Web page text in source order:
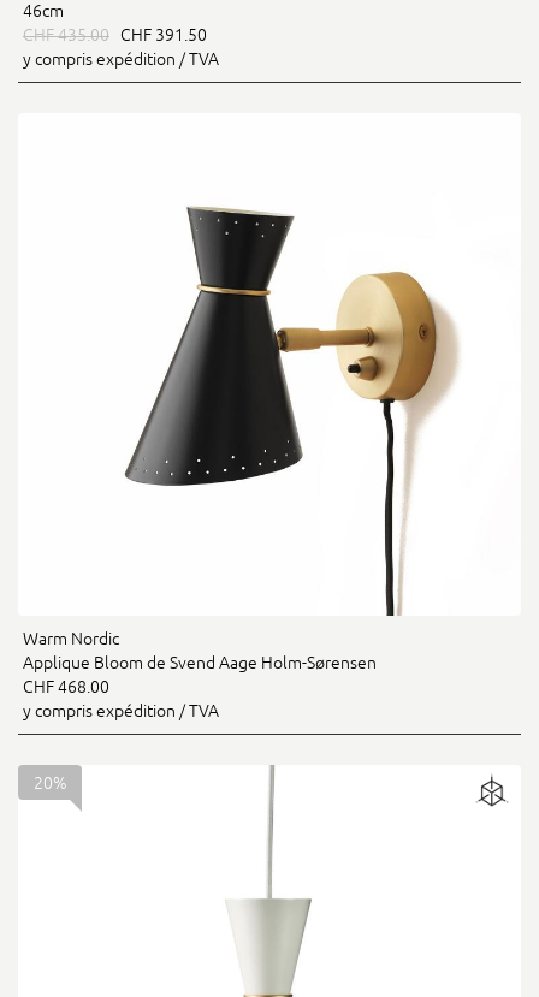
46cm
CHF 435.00 CHF 391.50
y compris expédition / TVA
Warm Nordic
Applique Bloom de Svend Aage Holm-Sørensen
CHF 468.00
y compris expédition / TVA
20%